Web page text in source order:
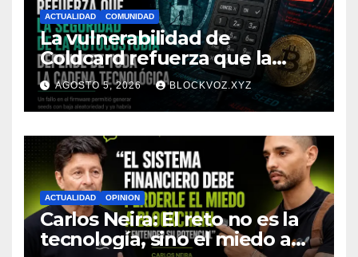
ACTUALIDAD COMUNIDAD
La vulnerabilidad de
Coldcard refuerza que la
seguridad de la autocustodia
depende de toda la cadena
tecnológica, afirma CoinEx
Research
AGOSTO 5, 2026 BLOCKVOZ.XYZ
ACTUALIDAD OPINION
Carlos Neira: El reto no es la
tecnología, sino el miedo a